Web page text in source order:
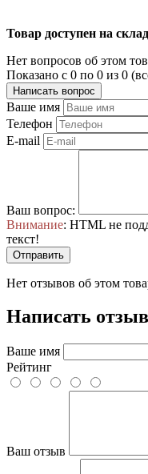
Товар доступен на
Нет вопросов об этом
Показано с 0 по 0 из 0
Написать вопрос
Ваше имя
Телефон
E-mail
Ваш вопрос:
Внимание: HTML не
текст!
Отправить
Нет отзывов об этом
Написать отзыв
Ваше имя
Рейтинг
Ваш отзыв